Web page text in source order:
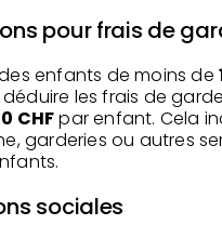
pour frais de
enfants de moins de
les frais de garde
CHFpar enfant. Cela
garderies ou autres
sociales